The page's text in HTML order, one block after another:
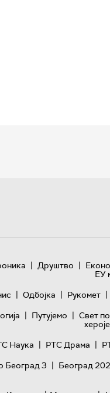
| Друштво |
ЕУ
| Одбојка | Рукомет |
| Путујемо | Свет
хероје
Наука | РТС Драма |
Београд 3 | Београд 202